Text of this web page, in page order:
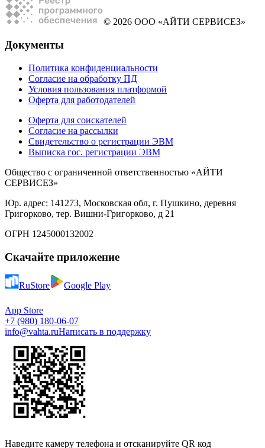
© 2026 ООО «АЙТИ СЕРВИСЕЗ»
Документы
Политика конфиденциальности
Согласие на обработку ПД
Условия пользования платформой
Оферта для работодателей
Оферта для соискателей
Согласие на рассылки
Свидетельство о регистрации ЭВМ
Выписка гос. регистрации ЭВМ
Общество с ограниченной ответственностью «АЙТИ
СЕРВИСЕЗ»
Юр. адрес: 141273, Московская обл, г. Пушкино, деревня
Григорково, тер. Вишни-Григорково, д 21
ОГРН 1245000132002
Скачайте приложение
RuStore Google Play
App Store
+7 (980) 180-06-07
info@vahta.ruНаписать в поддержку
Наведите камеру телефона и отсканируйте QR код